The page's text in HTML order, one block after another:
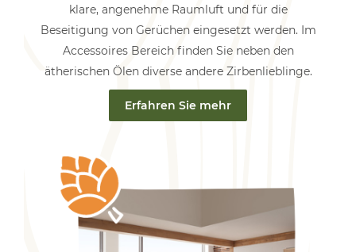
klare, angenehme Raumluft und für die
Beseitigung von Gerüchen eingesetzt werden. Im
Accessoires Bereich finden Sie neben den
ätherischen Ölen diverse andere Zirbenlieblinge.
Erfahren Sie mehr